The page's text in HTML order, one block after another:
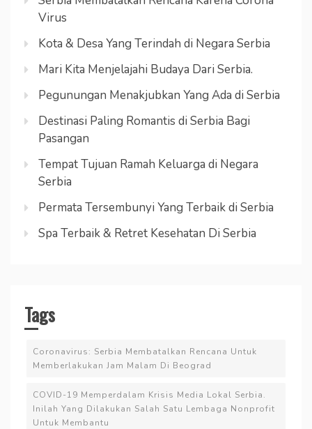
Virus
Kota & Desa Yang Terindah di Negara Serbia
Mari Kita Menjelajahi Budaya Dari Serbia.
Pegunungan Menakjubkan Yang Ada di Serbia
Destinasi Paling Romantis di Serbia Bagi
Pasangan
Tempat Tujuan Ramah Keluarga di Negara
Serbia
Permata Tersembunyi Yang Terbaik di Serbia
Spa Terbaik & Retret Kesehatan Di Serbia
Tags
Coronavirus: Serbia Membatalkan Rencana Untuk
Memberlakukan Jam Malam Di Beograd
COVID-19 Memperdalam Krisis Media Lokal Serbia.
Inilah Yang Dilakukan Salah Satu Lembaga Nonprofit
Untuk Membantu